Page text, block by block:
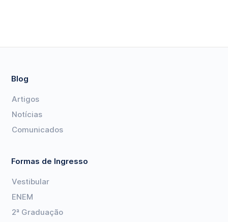
Blog
Artigos
Notícias
Comunicados
Formas de Ingresso
Vestibular
ENEM
2ª Graduação